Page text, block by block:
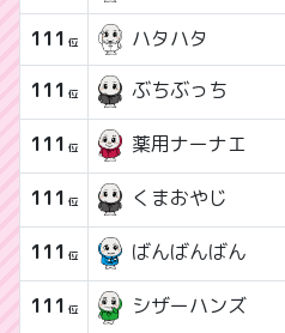
111 位 ハタハタ
111 位 ぶちぶっち
111 位 薬用ナーナエ
111 位 くまおやじ
111 位 ばんばんばん
111 位 シザーハンズ